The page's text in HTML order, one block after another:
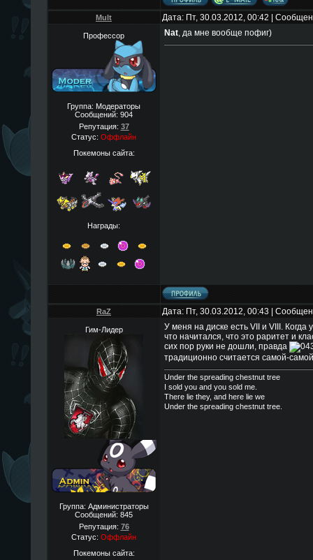
Mult Дата: Пт, 30.03.2012, 00:42 |
Профессор
Группа: Модераторы
Сообщений: 904
Репутация: 37
Статус: Оффлайн
Покемоны сайта:
Награды:
Nat, да мне вообще пофиг)
RaZ Дата: Пт, 30.03.2012, 00:43 |
Гим-Лидер
Группа: Администраторы
Сообщений: 845
Репутация: 76
Статус: Оффлайн
Покемоны сайта:
У меня на диске есть VII и VIII. Когда
что начитался, что это раритет и
сих пор руки не дошли, правда
традиционно считается самой-
Under the spreading chestnut tree
I sold you and you sold me.
There lie they, and here lie we
Under the spreading chestnut tree.